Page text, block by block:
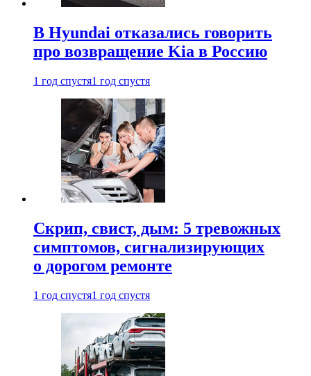
В Hyundai отказались говорить
про возвращение Kia в Россию
1 год спустя1 год спустя
Скрип, свист, дым: 5 тревожных
симптомов, сигнализирующих
о дорогом ремонте
1 год спустя1 год спустя